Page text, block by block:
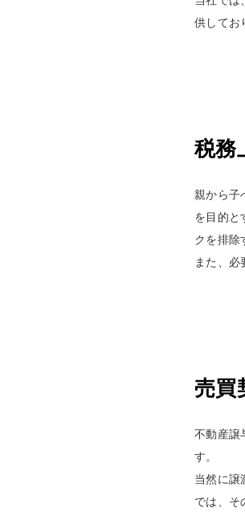
供してお
税務
親から子
を目的と
クを排除
また、必
売買
不動産譲
す。
当然に譲
では、そ